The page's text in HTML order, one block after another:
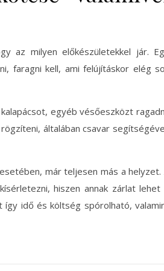
az milyen előkészületekkel jár.
faragni kell, ami felújításkor elég
egyéb vésőeszközt
általában csavar
már teljesen más a helyzet.
hiszen annak zárlat lehet
idő és költség spórolható,